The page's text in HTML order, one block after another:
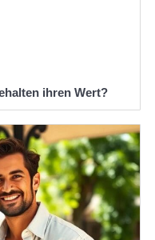
ihren Wert?